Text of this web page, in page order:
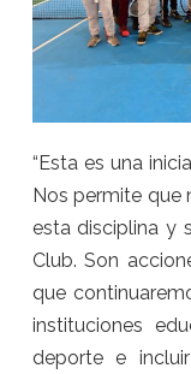
“Esta es una
Nos permite que
esta disciplina y
Club. Son
que
instituciones
deporte e